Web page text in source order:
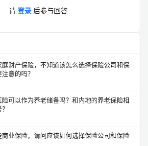
请 登录 后参与回答
财产保险，不知道该怎么选择保险公司和保
意的吗？
可以作为养老储备吗？和内地的养老保险相
业保险，请问应该如何选择保险公司和保险